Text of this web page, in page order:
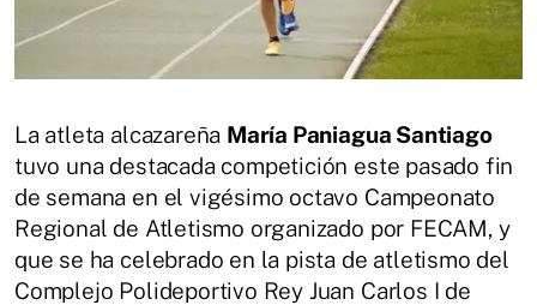
La atleta alcazareña María Paniagua Santiago
tuvo una destacada competición este pasado fin
de semana en el vigésimo octavo Campeonato
Regional de Atletismo organizado por FECAM, y
que se ha celebrado en la pista de atletismo del
Complejo Polideportivo Rey Juan Carlos I de